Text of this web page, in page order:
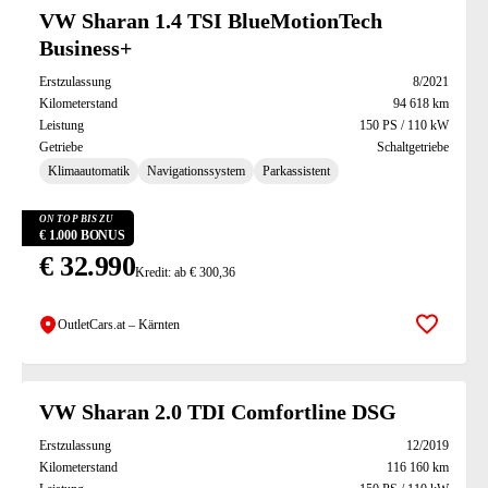
VW Sharan 1.4 TSI BlueMotionTech
Business+
Erstzulassung
8/2021
Kilometerstand
94 618 km
Leistung
150 PS / 110 kW
Getriebe
Schaltgetriebe
Klimaautomatik
Navigationssystem Parkassistent
ON TOP BIS ZU
€ 1.000 BONUS
€ 32.990Kredit: ab € 300,36
OutletCars.at – Kärnten Zur
VW Sharan 2.0 TDI Comfortline DSG
Erstzulassung
12/2019
Kilometerstand
116 160 km